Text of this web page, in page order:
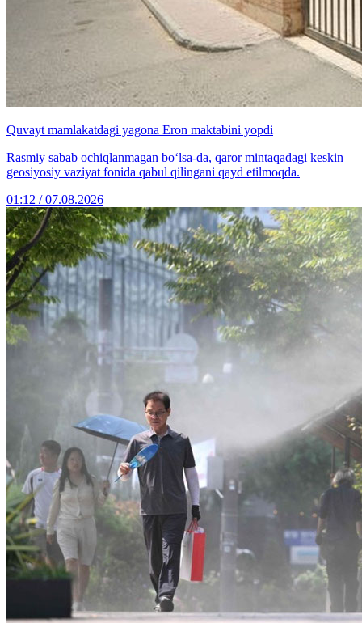
Quvayt mamlakatdagi yagona Eron maktabini yopdi
Rasmiy sabab ochiqlanmagan bo‘lsa-da, qaror mintaqadagi keskin
geosiyosiy vaziyat fonida qabul qilingani qayd etilmoqda.
01:12 / 07.08.2026